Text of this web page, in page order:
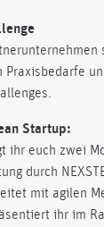
Praxisbedarfe
Startup:
ihr euch zwei
durch
mit agilen
ihr im